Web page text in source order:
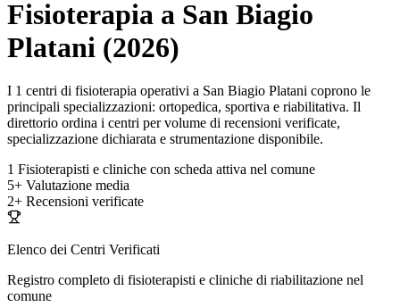
Fisioterapia a San Biagio
Platani (2026)
I 1 centri di fisioterapia operativi a San Biagio Platani coprono le
principali specializzazioni: ortopedica, sportiva e riabilitativa. Il
direttorio ordina i centri per volume di recensioni verificate,
specializzazione dichiarata e strumentazione disponibile.
1 Fisioterapisti e cliniche con scheda attiva nel comune
5+ Valutazione media
2+ Recensioni verificate
Elenco dei Centri Verificati
Registro completo di fisioterapisti e cliniche di riabilitazione nel
comune